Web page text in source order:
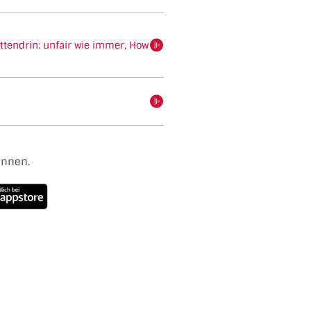
unfair wie immer, How
hören